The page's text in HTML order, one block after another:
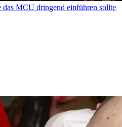
das MCU dringend einführen sollte